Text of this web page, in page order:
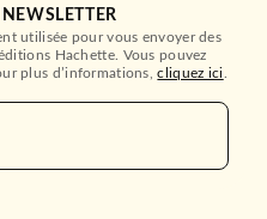
utilisée pour vous envoyer des
Hachette. Vous pouvez
plus d’informations,cliquez ici